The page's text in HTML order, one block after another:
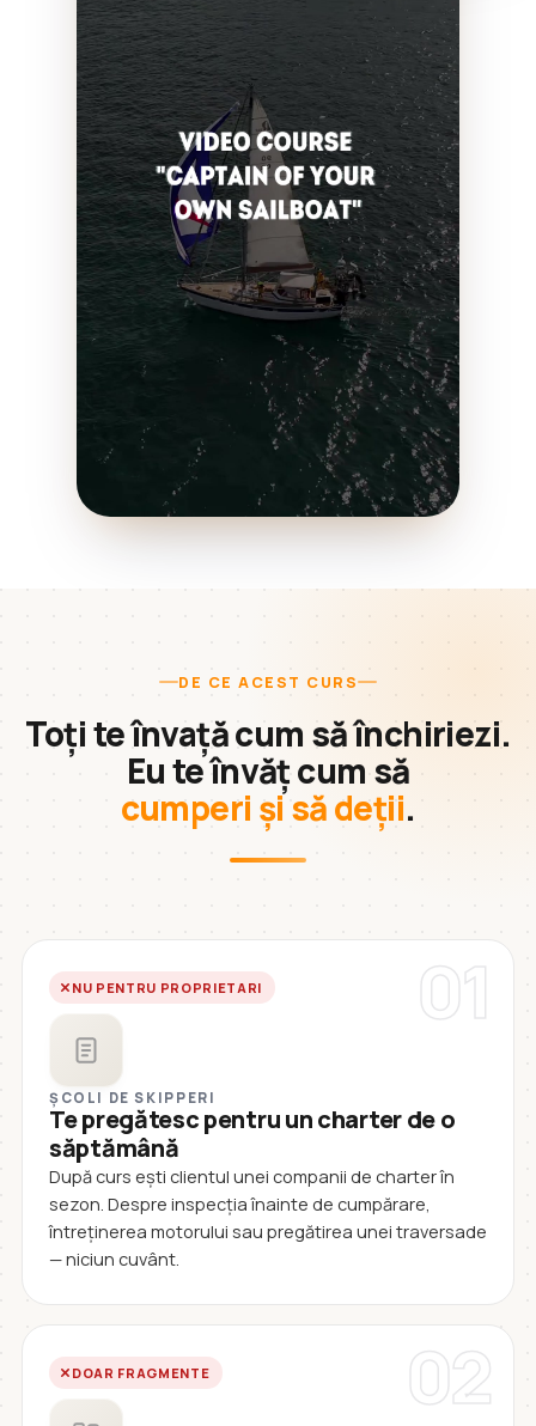
DE CE ACEST CURS
Toți te învață cum să închiriezi.
Eu te învăț cum să
cumperi și să deții.
01
NU PENTRU PROPRIETARI
ȘCOLI DE SKIPPERI
Te pregătesc pentru un charter de o
săptămână
După curs ești clientul unei companii de charter în
sezon. Despre inspecția înainte de cumpărare,
întreținerea motorului sau pregătirea unei traversade
— niciun cuvânt.
02
DOAR FRAGMENTE